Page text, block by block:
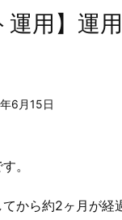
運用】運
6月15日
。
から約2ヶ月が経